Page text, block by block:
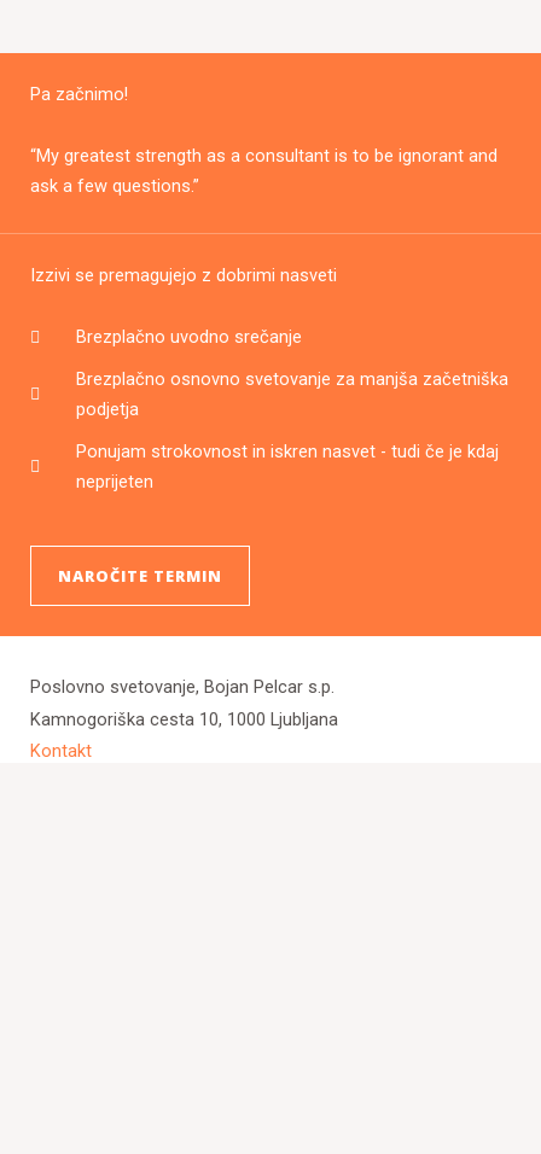
Pa začnimo!
“My greatest strength as a consultant is to be ignorant and
ask a few questions.”
Izzivi se premagujejo z dobrimi nasveti
Brezplačno uvodno srečanje
Brezplačno osnovno svetovanje za manjša začetniška
podjetja
Ponujam strokovnost in iskren nasvet - tudi če je kdaj
neprijeten
NAROČITE TERMIN
Poslovno svetovanje, Bojan Pelcar s.p.
Kamnogoriška cesta 10, 1000 Ljubljana
Kontakt